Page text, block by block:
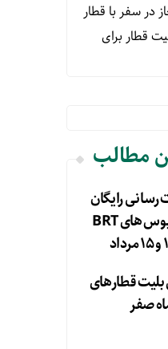
در سفر با قطار
قطار برای
مطالب
رایگان
مترو و اتوبوس های BRT
قطارهای
صفر